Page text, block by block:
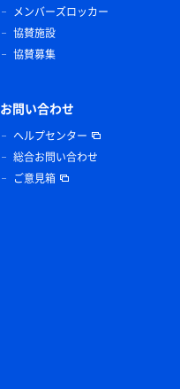
メンバーズロッカー
協賛施設
協賛募集
お問い合わせ
ヘルプセンター
総合お問い合わせ
ご意見箱